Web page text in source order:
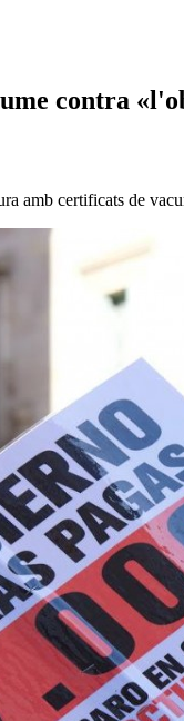
contra
amb certificats de